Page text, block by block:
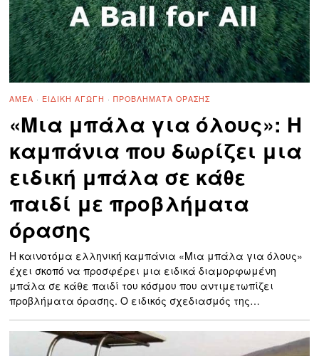
ΑΜΕΑ · ΕΙΔΙΚΉ ΑΓΩΓΉ · ΠΡΟΒΛΉΜΑΤΑ ΌΡΑΣΗΣ
«Μια μπάλα για όλους»: Η
καμπάνια που δωρίζει μια
ειδική μπάλα σε κάθε
παιδί με προβλήματα
όρασης
Η καινοτόμα ελληνική καμπάνια «Μια μπάλα για όλους»
έχει σκοπό να προσφέρει μια ειδικά διαμορφωμένη
μπάλα σε κάθε παιδί του κόσμου που αντιμετωπίζει
προβλήματα όρασης. Ο ειδικός σχεδιασμός της…